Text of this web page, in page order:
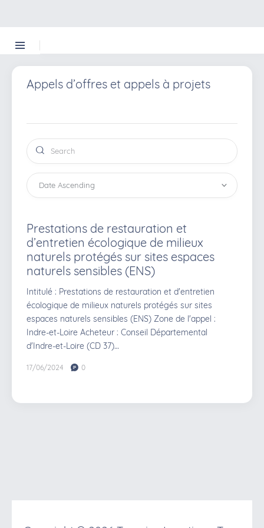
Appels d’offres et appels à projets
Prestations de restauration et
d’entretien écologique de milieux
naturels protégés sur sites espaces
naturels sensibles (ENS)
Intitulé : Prestations de restauration et d'entretien
écologique de milieux naturels protégés sur sites
espaces naturels sensibles (ENS) Zone de l'appel :
Indre-et-Loire Acheteur : Conseil Départemental
d'Indre-et-Loire (CD 37)…
17/06/2024 0